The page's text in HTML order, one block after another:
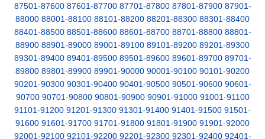
87501-87600 87601-87700 87701-87800 87801-87900 87901-
88000 88001-88100 88101-88200 88201-88300 88301-88400
88401-88500 88501-88600 88601-88700 88701-88800 88801-
88900 88901-89000 89001-89100 89101-89200 89201-89300
89301-89400 89401-89500 89501-89600 89601-89700 89701-
89800 89801-89900 89901-90000 90001-90100 90101-90200
90201-90300 90301-90400 90401-90500 90501-90600 90601-
90700 90701-90800 90801-90900 90901-91000 91001-91100
91101-91200 91201-91300 91301-91400 91401-91500 91501-
91600 91601-91700 91701-91800 91801-91900 91901-92000
92001-92100 92101-92200 92201-92300 92301-92400 92401-